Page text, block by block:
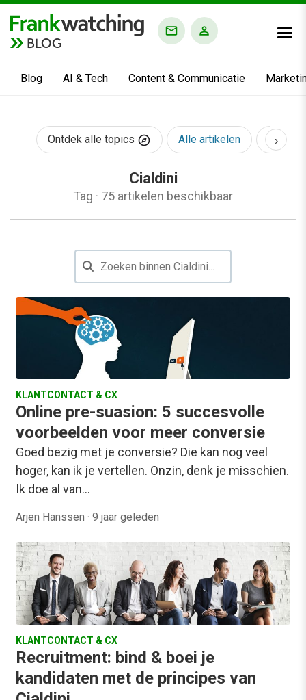
BLOG
Blog AI & Tech Content & Communicatie
Ontdek alle topics Alle artikelen AI &
›
Cialdini
Tag · 75 artikelen beschikbaar
KLANTCONTACT & CX
Online pre-suasion: 5 succesvolle
voorbeelden voor meer conversie
Goed bezig met je conversie? Die kan nog veel
hoger, kan ik je vertellen. Onzin, denk je misschien.
Ik doe al van…
Arjen Hanssen · 9 jaar geleden
KLANTCONTACT & CX
Recruitment: bind & boei je
kandidaten met de principes van